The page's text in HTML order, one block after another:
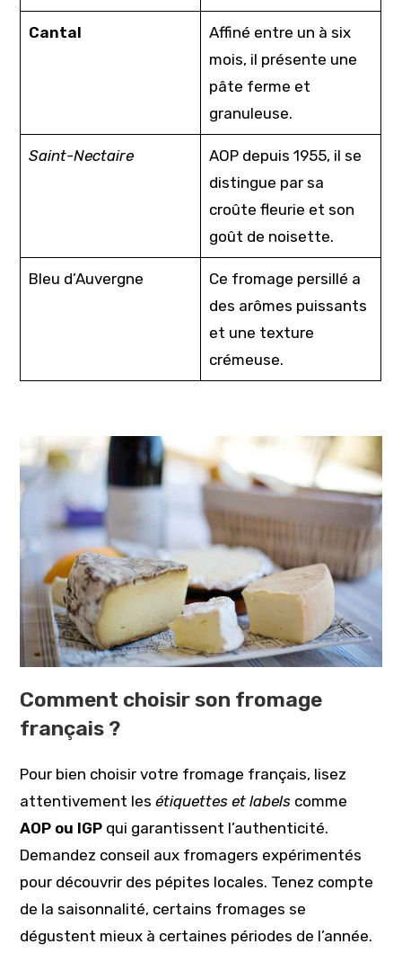
Cantal
Affiné entre un à six
mois, il présente une
pâte ferme et
granuleuse.
Saint-Nectaire
AOP depuis 1955, il se
distingue par sa
croûte fleurie et son
goût de noisette.
Bleu d’Auvergne
Ce fromage persillé a
des arômes puissants
et une texture
crémeuse.
Comment choisir son fromage
français ?
Pour bien choisir votre fromage français, lisez
attentivement lesétiquettes et labels comme
AOP ou IGP qui garantissent l’authenticité.
Demandez conseil aux fromagers expérimentés
pour découvrir des pépites locales. Tenez compte
de la saisonnalité, certains fromages se
dégustent mieux à certaines périodes de l’année.